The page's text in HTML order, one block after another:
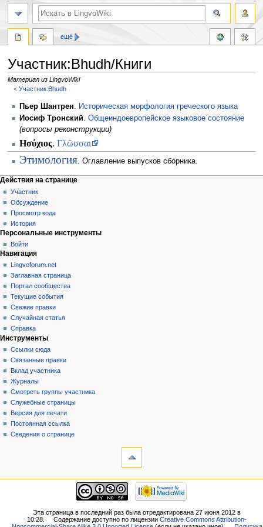
Участник:Bhudh/Книги
Материал из LingvoWiki
<Участник:Bhudh
Перейти
навигации
Перейти
поиску
Пьер Шантрен
Историческая морфология греческого языка
Иосиф Тронский. Общеиндоевропейское языковое состояние
(вопросы реконструкции)
Ησύχιος. Γλῶσσαι
Этимология. Оглавление выпусков сборника.
Действия на странице
Участник
Обсуждение
Просмотр кода
История
ещё
Персональные инструменты
Войти
Навигация
Lingvoforum.net
Заглавная страница
Портал сообщества
Текущие события
Свежие правки
Случайная статья
Справка
Инструменты
Ссылки сюда
Связанные правки
Вклад участника
Журналы
Смотреть группы участника
Служебные страницы
Версия для печати
Постоянная ссылка
Сведения о странице
Эта страница в последний раз была отредактирована 27 июня 2012 в
10:28.
Содержание доступно по лицензииCreative Commons Attribution-